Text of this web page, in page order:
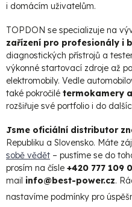
i domácím uživatelům.
TOPDON se specializuje na
zařízení pro profesionály i
diagnostických přístrojů a
výkonné startovací zdroje až
elektromobily. Vedle
také pokročilé termokamery
rozšiřuje své portfolio i do
Jsme oficiální distributor
Republiku a Slovensko. Máte
sobě vědět – pustíme se do
prosím na čísle +420 777 109
mail info@best-power.cz.
nastavíme podmínky pro